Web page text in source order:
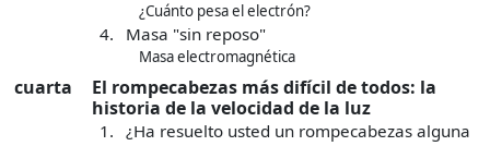
¿Cuánto pesa el electrón?
4. Masa "sin reposo"
Masa electromagnética
cuarta
El rompecabezas más difícil de todos: la
historia de la velocidad de la luz
1. ¿Ha resuelto usted un rompecabezas alguna